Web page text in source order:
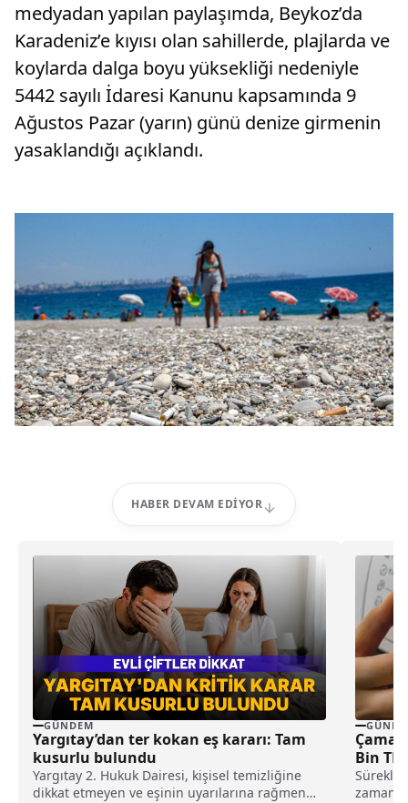
medyadan yapılan paylaşımda, Beykoz’da
Karadeniz’e kıyısı olan sahillerde, plajlarda ve
koylarda dalga boyu yüksekliği nedeniyle
5442 sayılı İdaresi Kanunu kapsamında 9
Ağustos Pazar (yarın) günü denize girmenin
yasaklandığı açıklandı.
HABER DEVAM EDIYOR
GÜNDEM
Yargıtay’dan ter kokan eş kararı: Tam
kusurlu bulundu
Yargıtay 2. Hukuk Dairesi, kişisel temizliğine
dikkat etmeyen ve eşinin uyarılarına rağmen
Bin
Sürekli